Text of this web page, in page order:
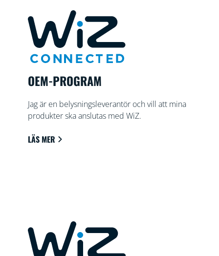
OEM-PROGRAM
Jag är en belysningsleverantör och vill att mina
produkter ska anslutas med WiZ.
LÄS MER